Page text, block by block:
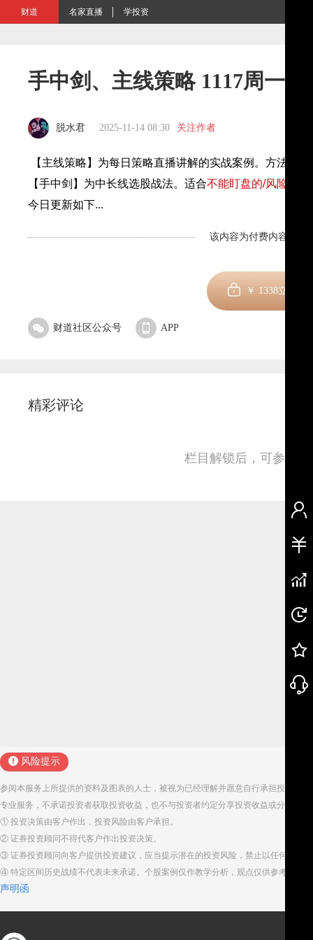
财道 名家直播 学投资
手中剑、主线策略 1117周一跟
脱水君 2025-11-14 08:30 关注作者
【主线策略】为每日策略直播讲解的实战案例。方法、
【手中剑】为中长线选股战法。适合不能盯盘的/风险偏好
今日更新如下...
该内容为付费内容，剩
￥ 1338立即订
财道社区公众号 APP
精彩评论
栏目解锁后，可参与
风险提示
参阅本服务上所提供的资料及图表的人士，被视为已经理解并愿意自行承担投资服
专业服务，不承诺投资者获取投资收益，也不与投资者约定分享投资收益或分担投
① 投资决策由客户作出，投资风险由客户承担。
② 证券投资顾问不得代客户作出投资决策。
③ 证券投资顾问向客户提供投资建议，应当提示潜在的投资风险，禁止以任何方式
④ 特定区间历史战绩不代表未来承诺。个股案例仅作教学分析，观点仅供参考。股
声明函